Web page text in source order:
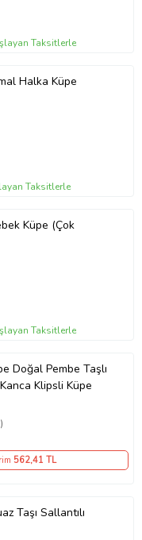
Taksitlerle
Halka Küpe
Taksitlerle
Küpe (Çok
Taksitlerle
Doğal Pembe Taşlı
Klipsli Küpe
562,41 TL
Taşı Sallantılı